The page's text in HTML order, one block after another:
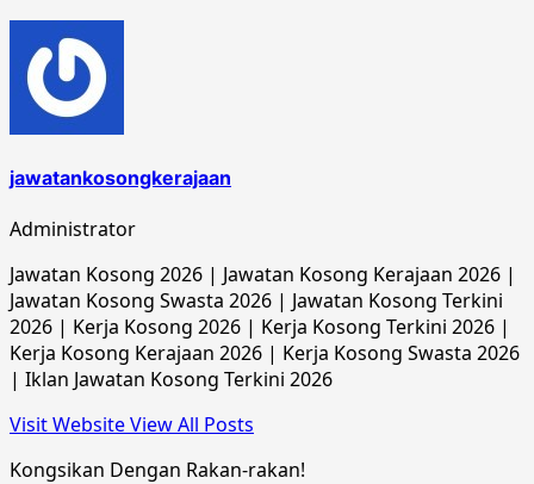
jawatankosongkerajaan
Administrator
Jawatan Kosong 2026 | Jawatan Kosong Kerajaan 2026 |
Jawatan Kosong Swasta 2026 | Jawatan Kosong Terkini
2026 | Kerja Kosong 2026 | Kerja Kosong Terkini 2026 |
Kerja Kosong Kerajaan 2026 | Kerja Kosong Swasta 2026
| Iklan Jawatan Kosong Terkini 2026
Visit WebsiteView All Posts
Kongsikan Dengan Rakan-rakan!